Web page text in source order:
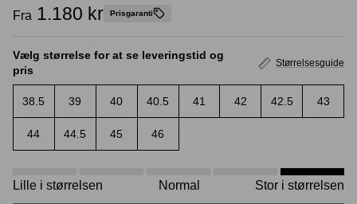
New Balance
Andre brands
Crease protectors Skotræ
Fra 1.180 kr Prisgaranti
Vælg størrelse for at se leveringstid og
pris
Størrelsesguide
38.5 39 40 40.5 41 42 42.5 43
44 44.5 45 46
Lille i størrelsen Normal Stor i størrelsen